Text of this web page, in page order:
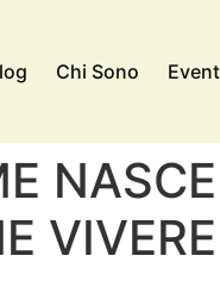
Chi Sono
VIVERE